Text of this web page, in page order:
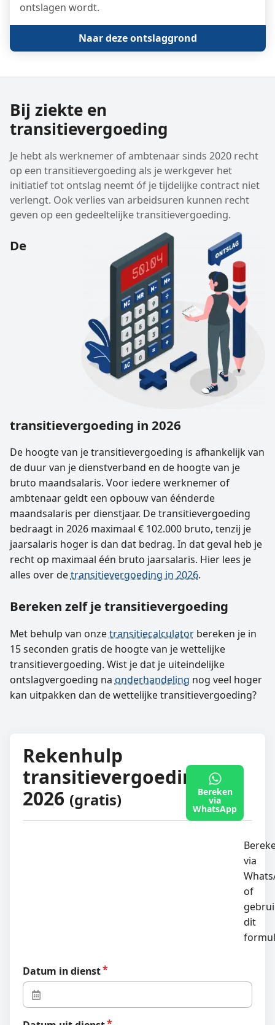
ontslagen wordt.
Naar deze ontslaggrond
Bij ziekte en
transitievergoeding
Je hebt als werknemer of ambtenaar sinds 2020 recht
op een transitievergoeding als je werkgever het
initiatief tot ontslag neemt óf je tijdelijke contract niet
verlengt. Ook verlies van arbeidsuren kunnen recht
geven op een gedeeltelijke transitievergoeding.
De
transitievergoeding in 2026
De hoogte van je transitievergoeding is afhankelijk van
de duur van je dienstverband en de hoogte van je
bruto maandsalaris. Voor iedere werknemer of
ambtenaar geldt een opbouw van éénderde
maandsalaris per dienstjaar. De transitievergoeding
bedraagt in 2026 maximaal € 102.000 bruto, tenzij je
jaarsalaris hoger is dan dat bedrag. In dat geval heb je
recht op maximaal één bruto jaarsalaris. Hier lees je
alles over detransitievergoeding in 2026.
Bereken zelf je transitievergoeding
Met behulp van onzetransitiecalculatorbereken je in
15 seconden gratis de hoogte van je wettelijke
transitievergoeding. Wist je dat je uiteindelijke
ontslagvergoeding na onderhandeling nog veel hoger
kan uitpakken dan de wettelijke transitievergoeding?
Rekenhulp
transitievergoeding
2026 (gratis) Bereken
via
WhatsApp
via
of
dit
Datum in dienst